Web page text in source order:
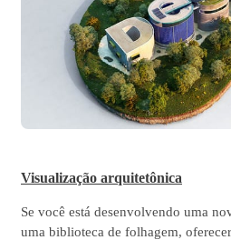
Visualização arquitetônica
Se você está desenvolvendo uma
uma biblioteca de folhagem,